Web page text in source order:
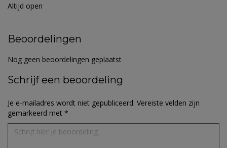
Altijd open
Beoordelingen
Nog geen beoordelingen geplaatst
Schrijf een beoordeling
Je e-mailadres wordt niet gepubliceerd. Vereiste velden zijn
gemarkeerd met *